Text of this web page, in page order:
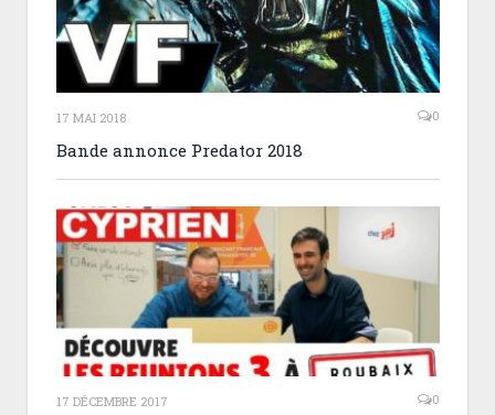
17 MAI 2018 0
Bande annonce Predator 2018
17 DÉCEMBRE 2017 0